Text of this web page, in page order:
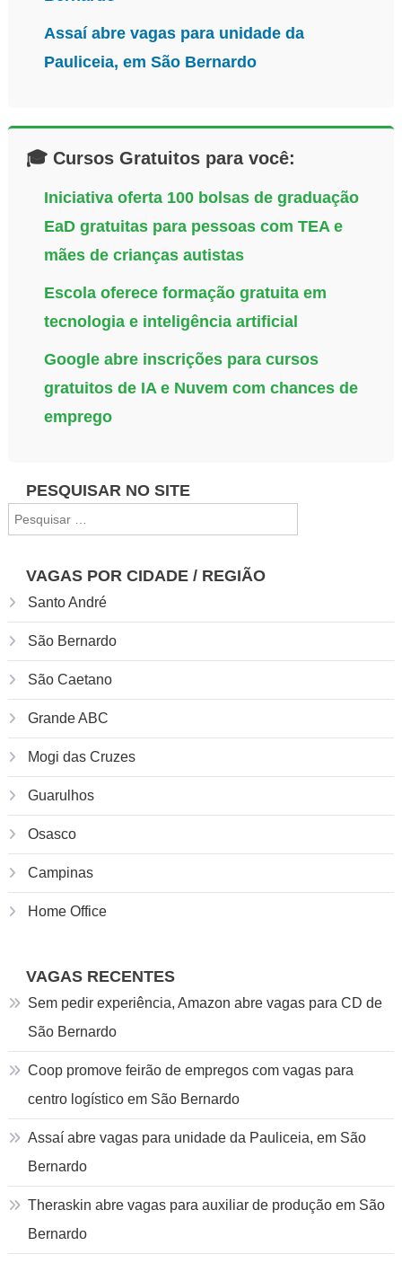
Assaí abre vagas para unidade da
Pauliceia, em São Bernardo
🎓 Cursos Gratuitos para você:
Iniciativa oferta 100 bolsas de graduação
EaD gratuitas para pessoas com TEA e
mães de crianças autistas
Escola oferece formação gratuita em
tecnologia e inteligência artificial
Google abre inscrições para cursos
gratuitos de IA e Nuvem com chances de
emprego
Navegação
de
Post
PESQUISAR NO SITE
por:
VAGAS POR CIDADE / REGIÃO
Santo André
São Bernardo
São Caetano
Grande ABC
Mogi das Cruzes
Guarulhos
Osasco
Campinas
Home Office
VAGAS RECENTES
Sem pedir experiência, Amazon abre vagas para CD de
São Bernardo
Coop promove feirão de empregos com vagas para
centro logístico em São Bernardo
Assaí abre vagas para unidade da Pauliceia, em São
Bernardo
Theraskin abre vagas para auxiliar de produção em São
Bernardo